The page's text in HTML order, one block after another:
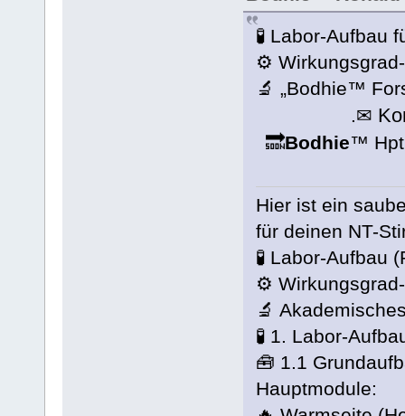
🧪 Labor-Aufbau
⚙️
🔬 „Bodhie™
.✉
🔜Bodhie™
Hier ist ein
für deinen NT-
🧪 Labor-Aufbau
⚙️
🔬
🧪 1. Labor-
🧰 1.1
Hauptmodule: